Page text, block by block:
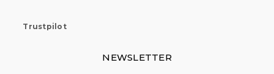
Trustpilot
NEWSLETTER